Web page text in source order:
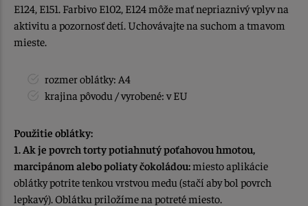
E124, E151. Farbivo E102, E124 môže mať nepriaznivý vplyv na
aktivitu a pozornosť detí. Uchovávajte na suchom a tmavom
mieste.
rozmer oblátky: A4
krajina pôvodu / vyrobené: v EU
Použitie oblátky:
1. Ak je povrch torty potiahnutý poťahovou hmotou,
marcipánom alebo poliaty čokoládou:miesto aplikácie
oblátky potrite tenkou vrstvou medu (stačí aby bol povrch
lepkavý). Oblátku priložíme na potreté miesto.